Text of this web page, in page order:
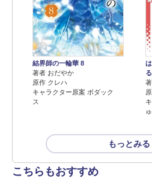
結界師の一輪華 8
著者 おだやか
原作 クレハ
キャラクター原案 ボダック
ス
もっとみる
こちらもおすすめ